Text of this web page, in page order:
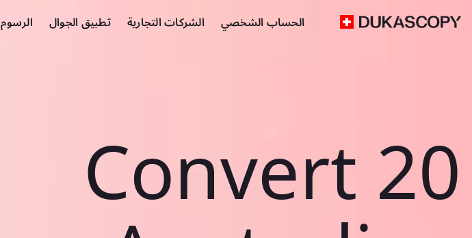
الحساب الشخصي الشركات التجارية تطبيق الجوال الرسوم
Convert 20